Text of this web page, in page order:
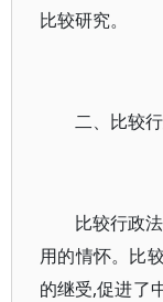
比较研究。
二、比较
比较行政
用的情怀。比
的继受,促进了